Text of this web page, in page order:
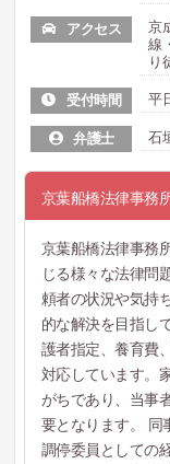
アクセス
京
線
り
受付時間 平
弁護士 石
京葉船橋法律事務
京葉船橋法律事務
じる様々な法律問
頼者の状況や気持
的な解決を目指し
護者指定、養育費
対応しています。
がちであり、当事
要となります。 同
調停委員としての